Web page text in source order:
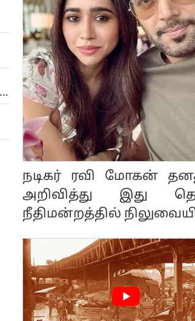
நடிகர் ரவி மோகன்
அறிவித்து இது
நீதிமன்றத்தில்